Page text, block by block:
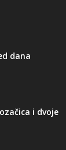
dana
i dvoje